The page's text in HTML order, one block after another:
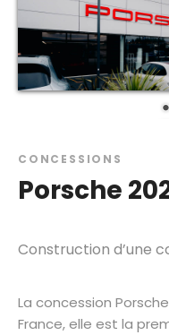
CONCESSIONS
Porsche
Construction d’une
La concession
France, elle est la